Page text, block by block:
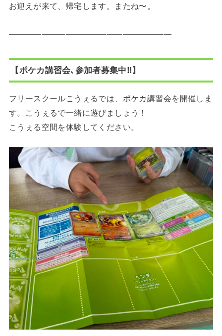
お迎えが来て、帰宅します。またね〜。
————————————————————
【ポケカ講習会､参加者募集中‼️】
フリースクールこうぇるでは、ポケカ講習会を開催しま
す。こうぇるで一緒に遊びましょう！
こうぇる空間を体験してください。